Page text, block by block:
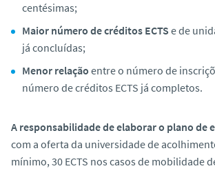
centésimas;
Maior número de créditos ECTS e de
já concluídas;
Menor relação entre o número de
número de créditos ECTS já completos.
A responsabilidade de elaborar o plano de
com a oferta da universidade de
mínimo, 30 ECTS nos casos de mobilidade